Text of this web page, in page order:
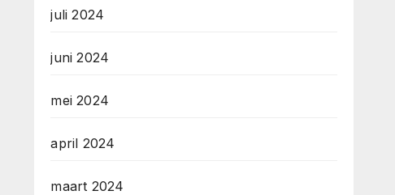
juli 2024
juni 2024
mei 2024
april 2024
maart 2024